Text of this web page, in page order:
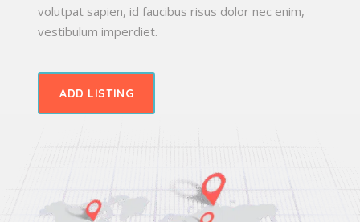
volutpat sapien, id faucibus risus dolor nec enim,
vestibulum imperdiet.
ADD LISTING